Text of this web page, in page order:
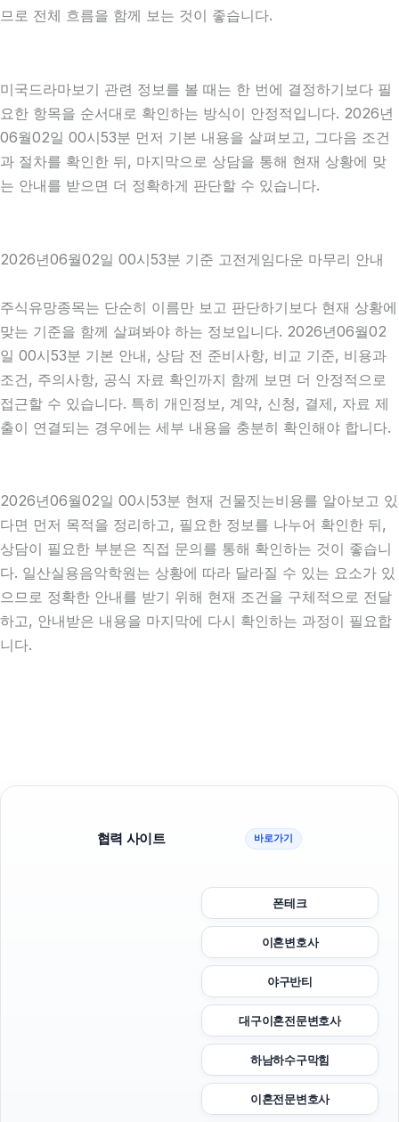
므로 전체 흐름을 함께 보는 것이 좋습니다.
미국드라마보기 관련 정보를 볼 때는 한 번에 결정하기보다 필
요한 항목을 순서대로 확인하는 방식이 안정적입니다. 2026년
06월02일 00시53분 먼저 기본 내용을 살펴보고, 그다음 조건
과 절차를 확인한 뒤, 마지막으로 상담을 통해 현재 상황에 맞
는 안내를 받으면 더 정확하게 판단할 수 있습니다.
2026년06월02일 00시53분 기준 고전게임다운 마무리 안내
주식유망종목는 단순히 이름만 보고 판단하기보다 현재 상황에
맞는 기준을 함께 살펴봐야 하는 정보입니다. 2026년06월02
일 00시53분 기본 안내, 상담 전 준비사항, 비교 기준, 비용과
조건, 주의사항, 공식 자료 확인까지 함께 보면 더 안정적으로
접근할 수 있습니다. 특히 개인정보, 계약, 신청, 결제, 자료 제
출이 연결되는 경우에는 세부 내용을 충분히 확인해야 합니다.
2026년06월02일 00시53분 현재 건물짓는비용를 알아보고 있
다면 먼저 목적을 정리하고, 필요한 정보를 나누어 확인한 뒤,
상담이 필요한 부분은 직접 문의를 통해 확인하는 것이 좋습니
다. 일산실용음악학원는 상황에 따라 달라질 수 있는 요소가 있
으므로 정확한 안내를 받기 위해 현재 조건을 구체적으로 전달
하고, 안내받은 내용을 마지막에 다시 확인하는 과정이 필요합
니다.
협력 사이트 바로가기
폰테크
이혼변호사
야구반티
대구이혼전문변호사
하남하수구막힘
이혼전문변호사